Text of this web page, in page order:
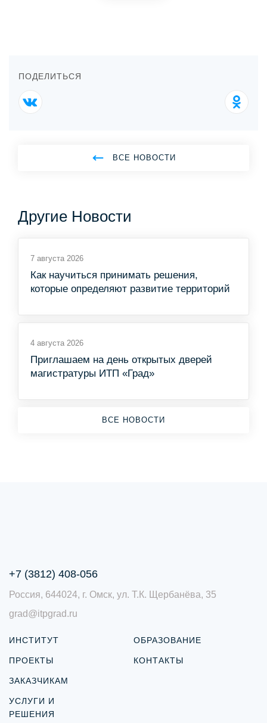
ВСЕ НОВОСТИ
ПОДЕЛИТЬСЯ
Другие Новости
7 августа 2026
Как научиться принимать решения,
которые определяют развитие территорий
4 августа 2026
Приглашаем на день открытых дверей
магистратуры ИТП «Град»
ВСЕ НОВОСТИ
+7 (3812) 408-056
Россия, 644024, г. Омск, ул. Т.К. Щербанёва, 35
grad@itpgrad.ru
ИНСТИТУТ
ПРОЕКТЫ
ЗАКАЗЧИКАМ
УСЛУГИ И
РЕШЕНИЯ
ОБРАЗОВАНИЕ
КОНТАКТЫ